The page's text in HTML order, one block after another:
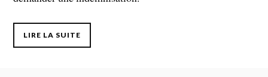
LIRE LA SUITE